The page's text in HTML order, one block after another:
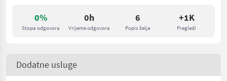
0%
Stopa odgovora
0h
Vrijeme odgovora
6
Popis želja
+1K
Pregledi
Dodatne usluge